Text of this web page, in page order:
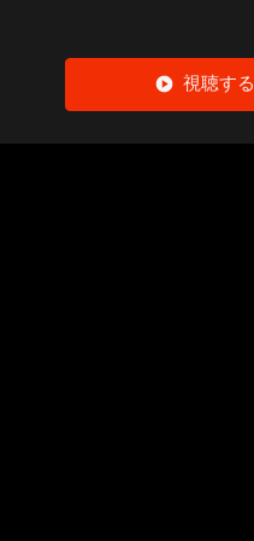
視聴する